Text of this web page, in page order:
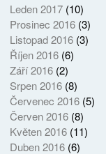
Leden 2017(10)
Prosinec 2016(3)
Listopad 2016(3)
Říjen 2016(6)
Září 2016(2)
Srpen 2016(8)
Červenec 2016(5)
Červen 2016(8)
Květen 2016(11)
Duben 2016(6)